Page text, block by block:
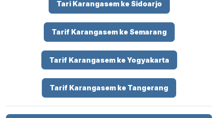
Tari Karangasem ke Sidoarjo
Tarif Karangasem ke Semarang
Tarif Karangasem ke Yogyakarta
Tarif Karangasem ke Tangerang